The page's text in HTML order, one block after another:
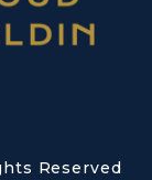
Reserved